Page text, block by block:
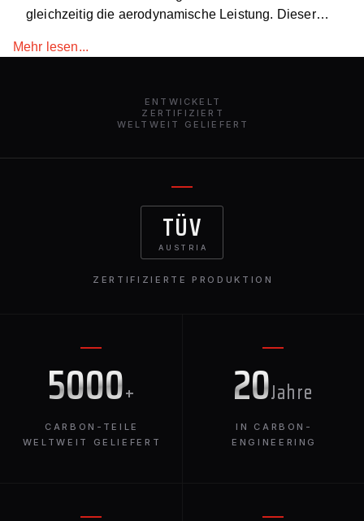
gleichzeitig die aerodynamische Leistung. Dieser
zugeschnitten und verleiht dem Fahrzeug einen
unverzichtbares Upgrade für alle, die mit ihrem
Mercedes S223 auf der Straße auffallen wollen.
Mehr lesen...
ENTWICKELT
ZERTIFIZIERT
WELTWEIT GELIEFERT
5000+
CARBON-TEILE
WELTWEIT GELIEFERT
20Jahre
IN CARBON-
ENGINEERING
TÜV
AUSTRIA
ZERTIFIZIERTE PRODUKTION